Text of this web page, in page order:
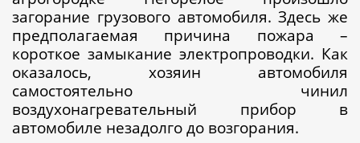
загорание грузового автомобиля. Здесь же
предполагаемая причина пожара –
короткое замыкание электропроводки. Как
оказалось, хозяин автомобиля
самостоятельно чинил
воздухонагревательный прибор в
автомобиле незадолго до возгорания.